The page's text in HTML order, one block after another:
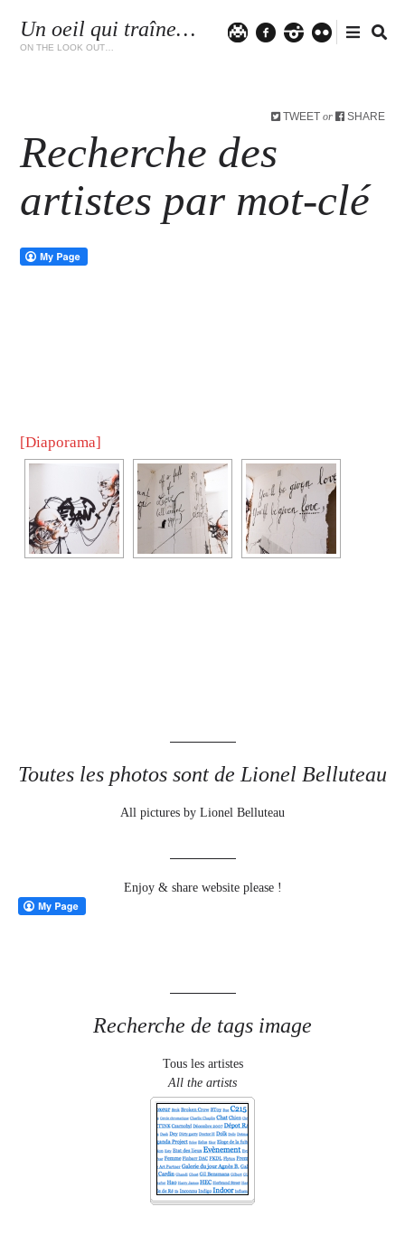
Un oeil qui traîne…
ON THE LOOK OUT…
TWEET or SHARE
Recherche des
artistes par mot-clé
[Diaporama]
Toutes les photos sont de Lionel Belluteau
All pictures by Lionel Belluteau
Enjoy & share website please !
Recherche de tags image
Tous les artistes
All the artists